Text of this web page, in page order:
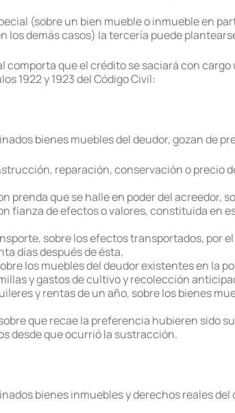
(sobre un bien mueble o inmueble en
los demás casos) la tercería puede
comporta que el crédito se saciará con
1922 y 1923 del Código Civil:
bienes muebles del deudor, gozan de
reparación, conservación o precio
prenda que se halle en poder del acreedor,
fianza de efectos o valores, constituida en
sobre los efectos transportados, por
días después de ésta.
los muebles del deudor existentes en la
y gastos de cultivo y recolección
y rentas de un año, sobre los bienes
que recae la preferencia hubieren sido
desde que ocurrió la sustracción.
bienes inmuebles y derechos reales